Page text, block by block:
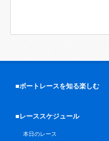
■ボートレースを知る楽しむ
■レーススケジュール
本日のレース